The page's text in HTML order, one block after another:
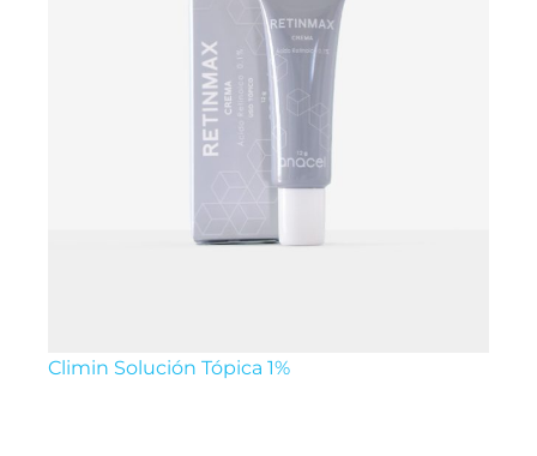
Climin Solución Tópica 1%